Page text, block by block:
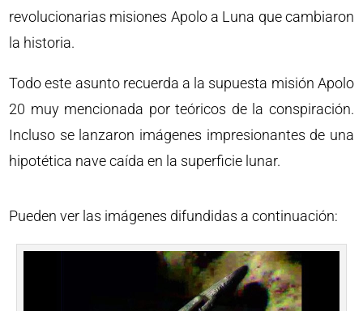
revolucionarias misiones Apolo a Luna que cambiaron
la historia.
Todo este asunto recuerda a la supuesta misión Apolo
20 muy mencionada por teóricos de la conspiración.
Incluso se lanzaron imágenes impresionantes de una
hipotética nave caída en la superficie lunar.
Pueden ver las imágenes difundidas a continuación: